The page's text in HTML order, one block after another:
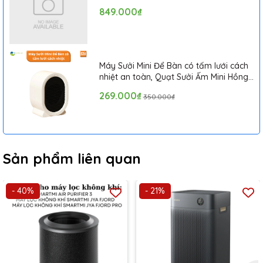
màn hình OLED bao gồm chế độ hoạt động, nhiệt độ môi
trường, độ ẩm và chỉ số không khí. Nếu không khí trong lành,
thanh hiển thị các chỉ số sẽ có màu xanh lá cây. Nếu không khí
nhiễm không khí nghiêm trọng, nó sẽ có màu đỏ.
849.000₫
Máy Sưởi Mini Để Bàn có tấm lưới cách
nhiệt an toàn, Quạt Sưởi Ấm Mini Hồng
269.000₫ 350.000₫
Sản phẩm liên quan
- 40% - 21%